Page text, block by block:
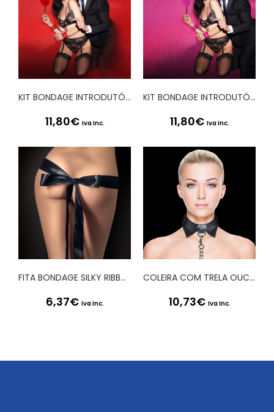
KIT BONDAGE INTRODUTÓRIO 2 VERMELHO OUCH!
11,80€ Iva Inc.
KIT BONDAGE INTRODUTÓRIO 2 ROSA OUCH!
11,80€ Iva Inc.
FITA BONDAGE SILKY RIBBON PRETA
6,37€ Iva Inc.
COLEIRA COM TRELA OUCH! EXCLUSIVE COLLAR WITH LEASH PRETA
10,73€ Iva Inc.